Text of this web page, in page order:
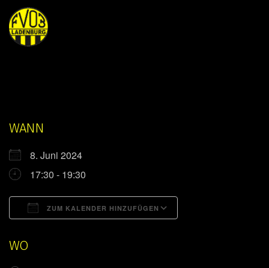
WANN
8. Juni 2024
17:30 - 19:30
ZUM KALENDER HINZUFÜGEN
WO